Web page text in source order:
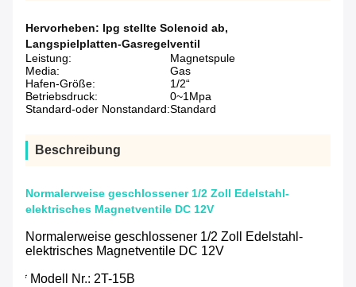
Hervorheben: lpg stellte Solenoid ab,
Langspielplatten-Gasregelventil
Leistung:
Magnetspule
Media:
Gas
Hafen-Größe:
1/2“
Betriebsdruck:
0~1Mpa
Standard-oder Nonstandard:Standard
Beschreibung
Normalerweise geschlossener 1/2 Zoll Edelstahl-
elektrisches Magnetventile DC 12V
Normalerweise geschlossener 1/2 Zoll Edelstahl-
elektrisches Magnetventile DC 12V
* Modell Nr.: 2T-15B